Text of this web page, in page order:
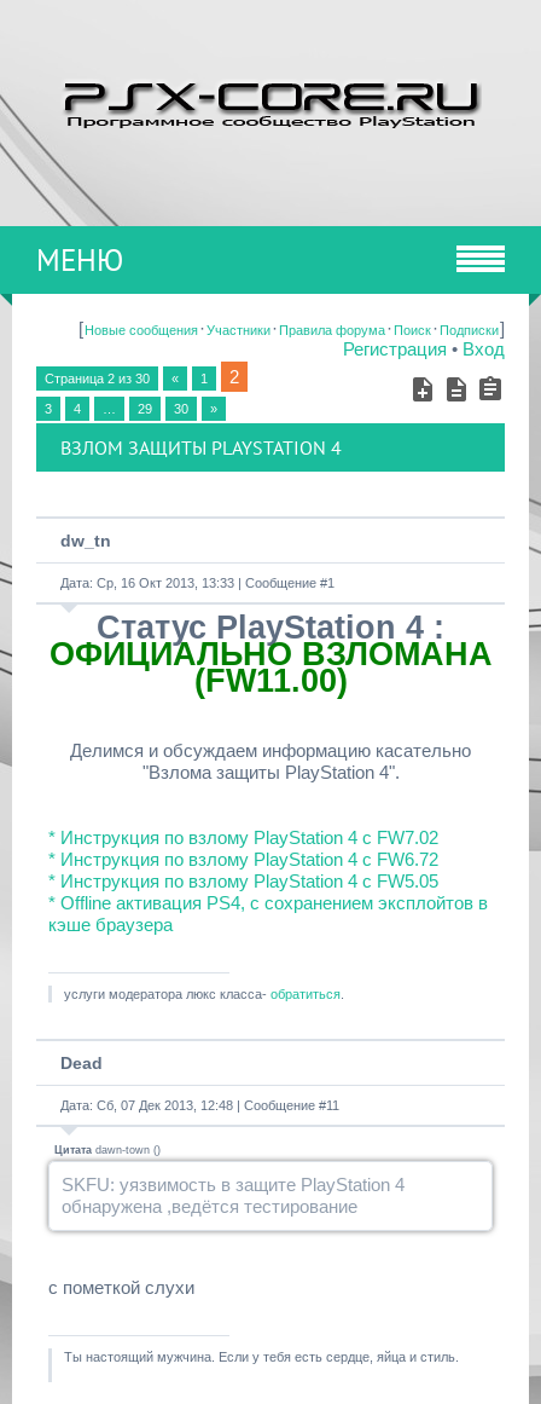
МЕНЮ
[Новые сообщения·Участники·Правила форума·Поиск·Подписки]
Регистрация • Вход
Страница 2 из 30 « 1 2
3 4 29 30 »
ВЗЛОМ ЗАЩИТЫ PLAYSTATION 4
dw_tn
Дата: Ср, 16 Окт 2013, 13:33 | Сообщение #1
Статус PlayStation 4 :
ОФИЦИАЛЬНО ВЗЛОМАНА
(FW11.00)
Делимся и обсуждаем информацию касательно
"Взлома защиты PlayStation 4".
* Инструкция по взлому PlayStation 4 с FW7.02
* Инструкция по взлому PlayStation 4 с FW6.72
* Инструкция по взлому PlayStation 4 с FW5.05
* Offline активация PS4, с сохранением эксплойтов в
кэше браузера
услуги модератора люкс класса- обратиться
Dead
Дата: Сб, 07 Дек 2013, 12:48 | Сообщение #11
Цитата dawn-town ()
SKFU: уязвимость в защите PlayStation 4
обнаружена ,ведётся тестирование
с пометкой слухи
Ты настоящий мужчина. Если у тебя есть сердце, яйца и стиль.